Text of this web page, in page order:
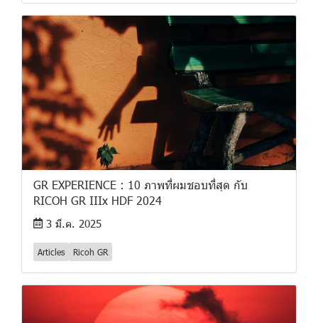
GR EXPERIENCE : 10 ภาพที่ผมชอบที่สุด กับ
RICOH GR IIIx HDF 2024
3 มี.ค. 2025
Articles Ricoh GR